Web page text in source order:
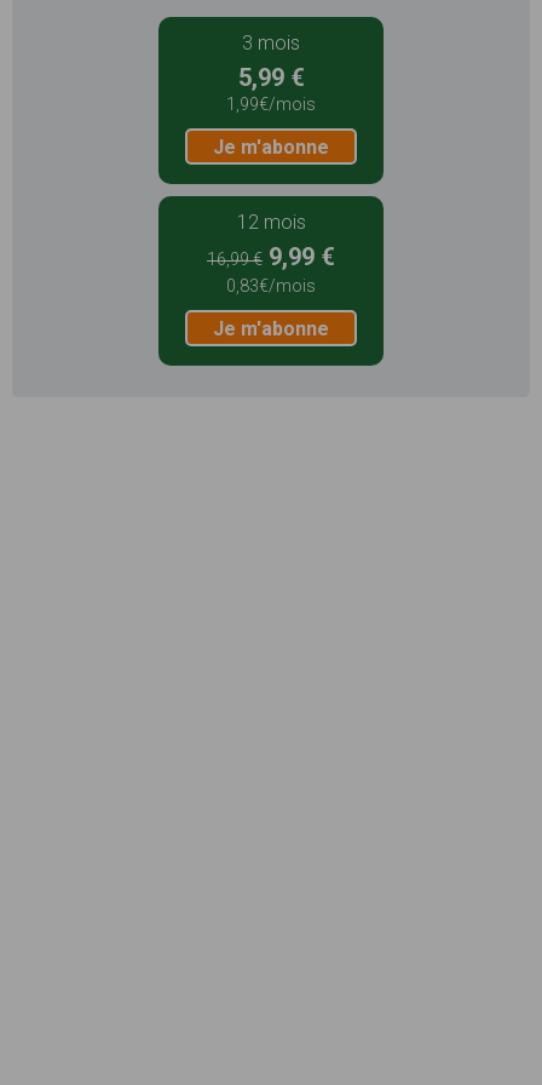
3 mois
5,99 €
1,99€/mois
Je m'abonne
12 mois
16,99 € 9,99 €
0,83€/mois
Je m'abonne